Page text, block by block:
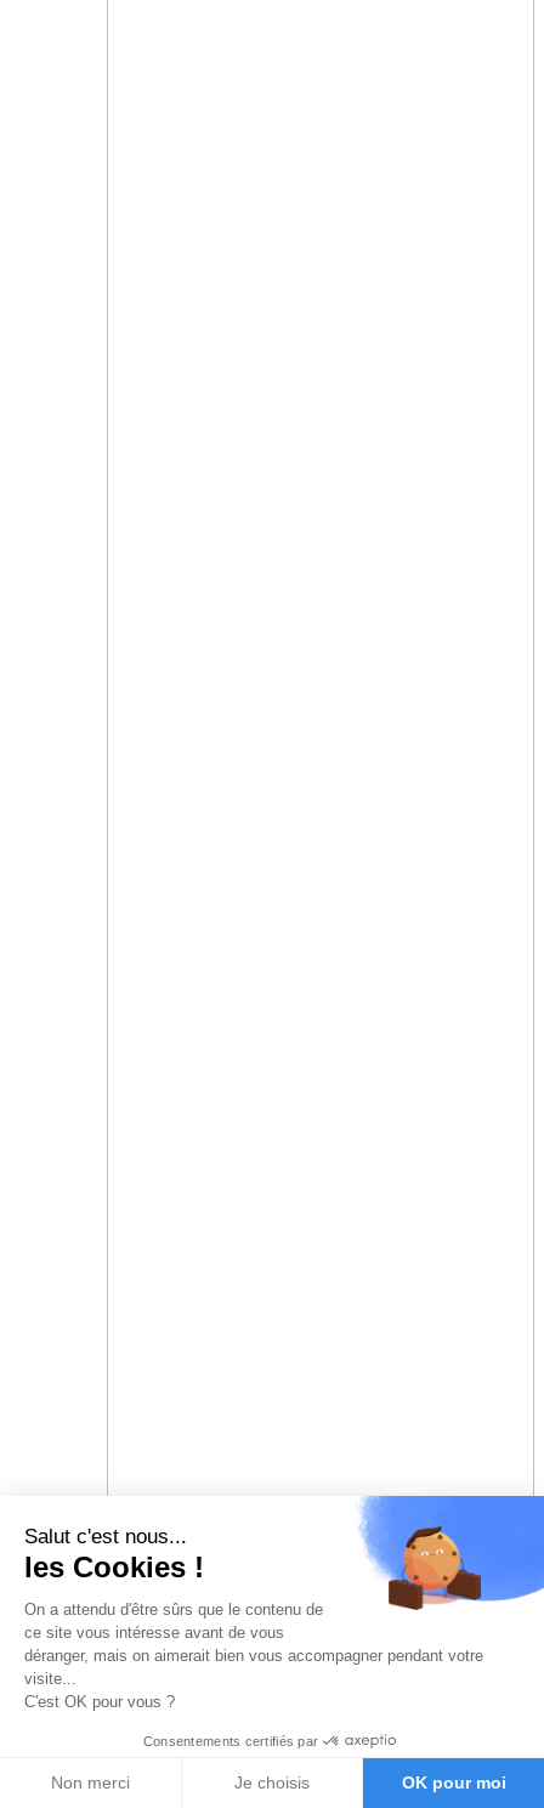
Salut c'est nous...
les Cookies !
On a attendu d'être sûrs que le contenu de
ce site vous intéresse avant de vous
déranger, mais on aimerait bien vous accompagner pendant votre
visite...
C'est OK pour vous ?
Consentements certifiés par
Non merci Je choisis OK pour moi